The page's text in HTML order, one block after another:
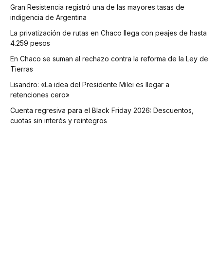
Gran Resistencia registró una de las mayores tasas de
indigencia de Argentina
La privatización de rutas en Chaco llega con peajes de hasta
4.259 pesos
En Chaco se suman al rechazo contra la reforma de la Ley de
Tierras
Lisandro: «La idea del Presidente Milei es llegar a
retenciones cero»
Cuenta regresiva para el Black Friday 2026: Descuentos,
cuotas sin interés y reintegros